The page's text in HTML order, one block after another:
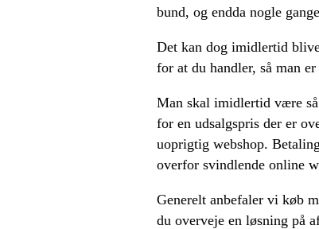
bund, og endda nogle
Det kan dog imidlertid
for at du handler, så man
Man skal imidlertid være
for en udsalgspris der er
uoprigtig webshop.
overfor svindlende online
Generelt anbefaler vi køb
du overveje en løsning på